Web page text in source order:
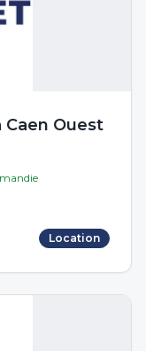
Caen Ouest
Location